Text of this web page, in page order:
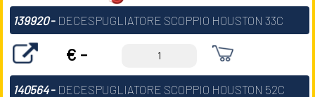
139920- DECESPUGLIATORE SCOPPIO HOUSTON 33C
€ -
140564- DECESPUGLIATORE SCOPPIO HOUSTON 52C